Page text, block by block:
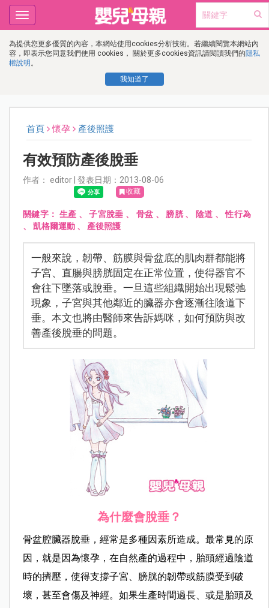
為提供您更多優質的內容，本網站使用cookies分析技術。若繼續閱覽本網站內
容，即表示您同意我們使用 cookies， 關於更多cookies資訊請閱讀我們的隱私
權說明 。
我知道了
Toggle
navigation
首頁 懷孕 產後照護
有效預防產後脫垂
作者： editor | 發表日期：2013-08-06
收藏
關鍵字： 生產 、子宮脫垂 、 骨盆 、 膀胱、 陰道 、性行為
、 凱格爾運動、 產後照護
一般來說，韌帶、筋膜與骨盆底的肌肉群都能將
子宮、直腸與膀胱固定在正常位置，使得器官不
會往下墜落或脫垂。一旦這些組織開始出現鬆弛
現象，子宮與其他鄰近的臟器亦會逐漸往陰道下
垂。本文也將由醫師來告訴媽咪，如何預防與改
善產後脫垂的問題。
為什麼會脫垂？
骨盆腔臟器脫垂，經常是多種因素所造成。最常見的原
因，就是因為懷孕，在自然產的過程中，胎頭經過陰道
時的擠壓，使得支撐子宮、膀胱的韌帶或筋膜受到破
壞，甚至會傷及神經。如果生產時間過長、或是胎頭及